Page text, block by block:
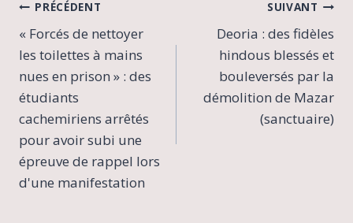
Navigation
de
l’article
PRÉCÉDENT
« Forcés de nettoyer
les toilettes à mains
nues en prison » : des
étudiants
cachemiriens arrêtés
pour avoir subi une
épreuve de rappel lors
d'une manifestation
SUIVANT
Deoria : des fidèles
hindous blessés et
bouleversés par la
démolition de Mazar
(sanctuaire)